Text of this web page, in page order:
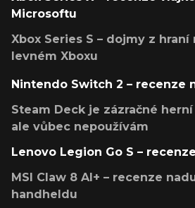
Microsoftu
Xbox Series S – dojmy z hraní
levném Xboxu
Nintendo Switch 2 – recenze
Steam Deck je zázračné
ale vůbec nepoužívám
Lenovo Legion Go S –
MSI Claw 8 AI+ – recenze
handheldu